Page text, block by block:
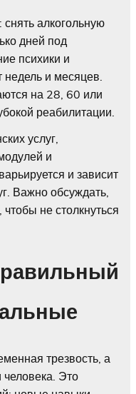
алкогольную
дней под
психики и
и месяцев.
на 28, 60 или
реабилитации.
услуг,
и
и зависит
Важно обсуждать,
не столкнуться
трезвость, а
Это